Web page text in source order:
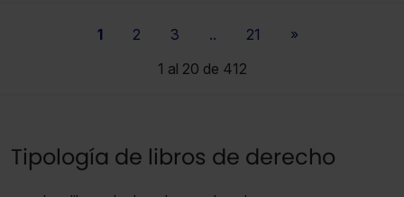
1 2 3 .. 21
»
1 al 20 de 412
Tipología de libros de derecho